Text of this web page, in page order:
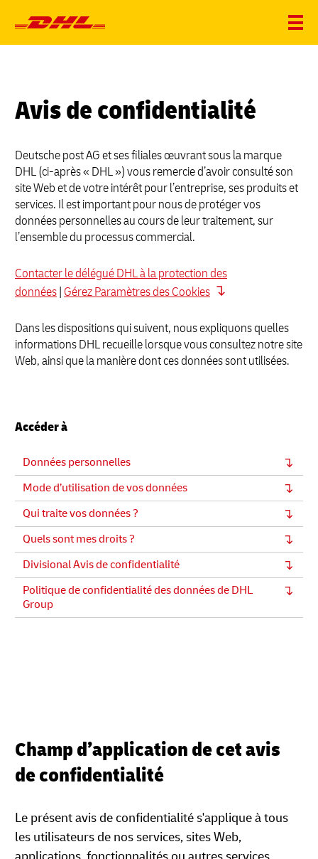
Avis de confidentialité
Deutsche post AG et ses filiales œuvrant sous la marque
DHL (ci-après « DHL ») vous remercie d’avoir consulté son
site Web et de votre intérêt pour l’entreprise, ses produits et
services. Il est important pour nous de protéger vos
données personnelles au cours de leur traitement, sur
l’ensemble du processus commercial.
Contacter le délégué DHL à la protection des
données| Gérez Paramètres des Cookies
Dans les dispositions qui suivent, nous expliquons quelles
informations DHL recueille lorsque vous consultez notre site
Web, ainsi que la manière dont ces données sont utilisées.
Accéder à
Données personnelles
Mode d’utilisation de vos données
Qui traite vos données ?
Quels sont mes droits ?
Divisional Avis de confidentialité
Politique de confidentialité des données de DHL
Group
Champ d’application de cet avis
de confidentialité
Le présent avis de confidentialité s'applique à tous
les utilisateurs de nos services, sites Web,